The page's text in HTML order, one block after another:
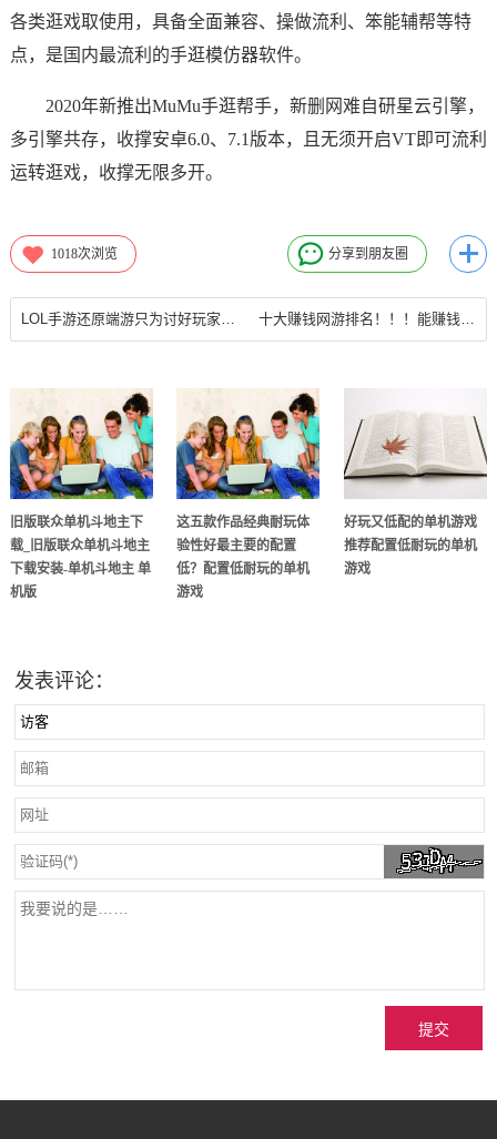
各类逛戏取使用，具备全面兼容、操做流利、笨能辅帮等特
点，是国内最流利的手逛模仿器软件。
2020年新推出MuMu手逛帮手，新删网难自研星云引擎，
多引擎共存，收撑安卓6.0、7.1版本，且无须开启VT即可流利
运转逛戏，收撑无限多开。
1018次浏览 分享到朋友圈
LOL手游还原端游只为讨好玩家却自己又把玩家拒之门外，端游和网游 十大赚钱网游排名！！！能赚钱的网游赚钱排行
旧版联众单机斗地主下
载_旧版联众单机斗地主
下载安装-单机斗地主 单
机版
这五款作品经典耐玩体
验性好最主要的配置
低？配置低耐玩的单机
游戏
好玩又低配的单机游戏
推荐配置低耐玩的单机
游戏
发表评论：